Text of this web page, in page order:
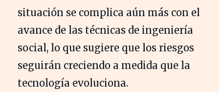
situación se complica aún más con el
avance de las técnicas de ingeniería
social, lo que sugiere que los riesgos
seguirán creciendo a medida que la
tecnología evoluciona.